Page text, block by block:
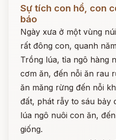
Sự tích con hổ, con
báo
Ngày xưa ở một vùng
rất đông con, quanh
Trồng lúa, tỉa ngô hàng
cơm ăn, đến nỗi ăn rau
ăn măng rừng đến nỗi
đất, phát rẫy to sáu bảy
lúa ngô nuôi con ăn,
giống.